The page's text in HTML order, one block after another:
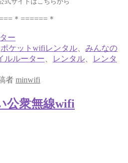
＊======＊
ー
ポケットwifiレンタル
みんなの
ルルーター レンタル
レンタ
者 minwifi
公衆無線wifi